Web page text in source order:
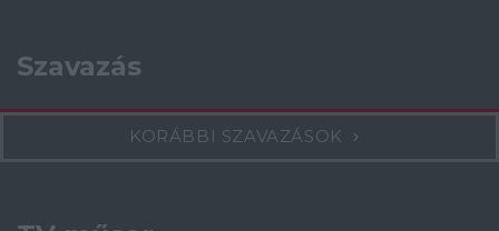
Szavazás
KORÁBBI SZAVAZÁSOK